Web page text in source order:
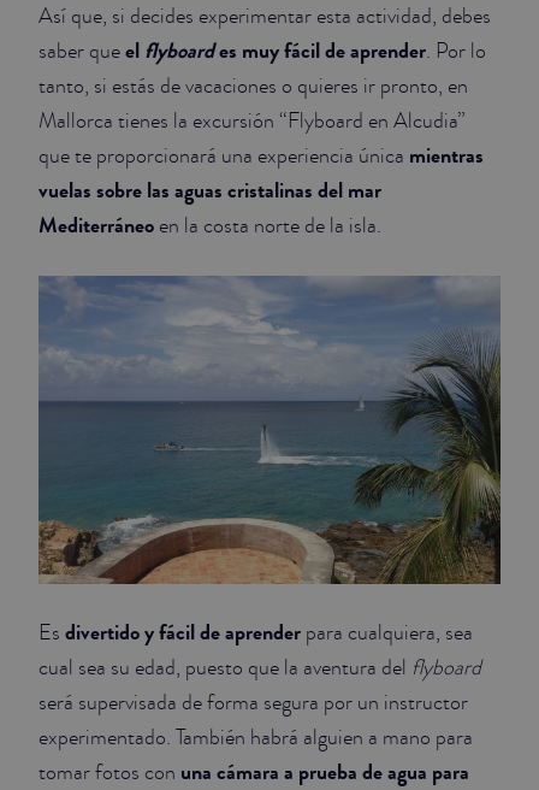
Así que, si decides experimentar esta actividad, debes
saber queelflyboardes muy fácil de aprender. Por lo
tanto, si estás de vacaciones o quieres ir pronto, en
Mallorca tienes la excursión “Flyboard en Alcudia”
que te proporcionará una experiencia única mientras
vuelas sobre las aguas cristalinas del mar
Mediterráneo en la costa norte de la isla.
Es divertido y fácil de aprender para cualquiera, sea
cual sea su edad, puesto que la aventura del flyboard
será supervisada de forma segura por un instructor
experimentado. También habrá alguien a mano para
tomar fotos con una cámara a prueba de agua para